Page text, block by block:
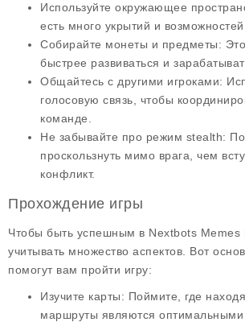
Используйте окружающее
есть много укрытий и
Собирайте монеты и предметы:
быстрее развиваться и
Общайтесь с другими игроками:
голосовую связь, чтобы
команде.
Не забывайте про режим stealth:
проскользнуть мимо врага, чем
конфликт.
Прохождение игры
Чтобы быть успешным в Nextbots Memes
учитывать множество аспектов. Вот
помогут вам пройти игру:
Изучите карты: Поймите, где
маршруты являются